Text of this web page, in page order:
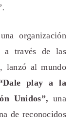
organización
a través de las
lanzó al mundo
play a la
Unidos”, una
de reconocidos